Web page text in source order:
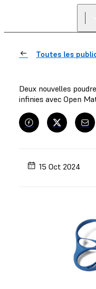
Toutes les
Deux nouvelles
infinies avec Open
15 Oct 2024